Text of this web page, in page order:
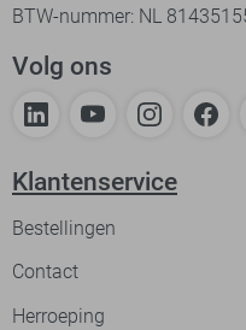
BTW-nummer: NL
Volg ons
Klantenservice
Bestellingen
Contact
Herroeping